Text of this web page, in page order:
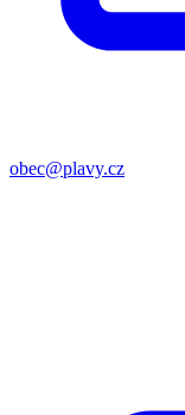
obec@plavy.cz